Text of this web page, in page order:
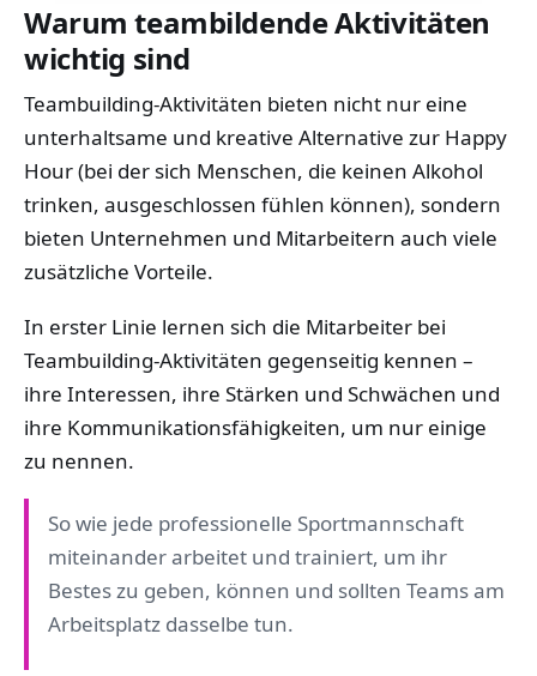
Warum teambildende Aktivitäten
wichtig sind
Teambuilding-Aktivitäten bieten nicht nur eine
unterhaltsame und kreative Alternative zur Happy
Hour (bei der sich Menschen, die keinen Alkohol
trinken, ausgeschlossen fühlen können), sondern
bieten Unternehmen und Mitarbeitern auch viele
zusätzliche Vorteile.
In erster Linie lernen sich die Mitarbeiter bei
Teambuilding-Aktivitäten gegenseitig kennen –
ihre Interessen, ihre Stärken und Schwächen und
ihre Kommunikationsfähigkeiten, um nur einige
zu nennen.
So wie jede professionelle Sportmannschaft
miteinander arbeitet und trainiert, um ihr
Bestes zu geben, können und sollten Teams am
Arbeitsplatz dasselbe tun.